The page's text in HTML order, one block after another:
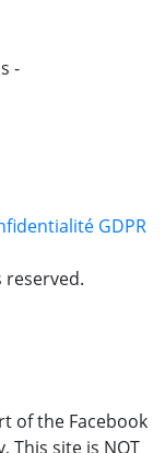
-
GDPR
reserved.
of the Facebook
This site is NOT